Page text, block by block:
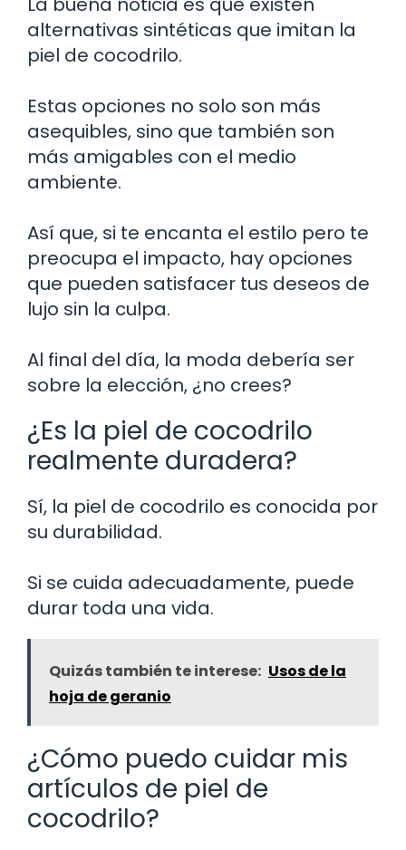
alternativas sintéticas que imitan la
piel de cocodrilo.
Estas opciones no solo son más
asequibles, sino que también son
más amigables con el medio
ambiente.
Así que, si te encanta el estilo pero te
preocupa el impacto, hay opciones
que pueden satisfacer tus deseos de
lujo sin la culpa.
Al final del día, la moda debería ser
sobre la elección, ¿no crees?
¿Es la piel de cocodrilo
realmente duradera?
Sí, la piel de cocodrilo es conocida por
su durabilidad.
Si se cuida adecuadamente, puede
durar toda una vida.
Quizás también te interese: Usos de la
hoja de geranio
¿Cómo puedo cuidar mis
artículos de piel de
cocodrilo?